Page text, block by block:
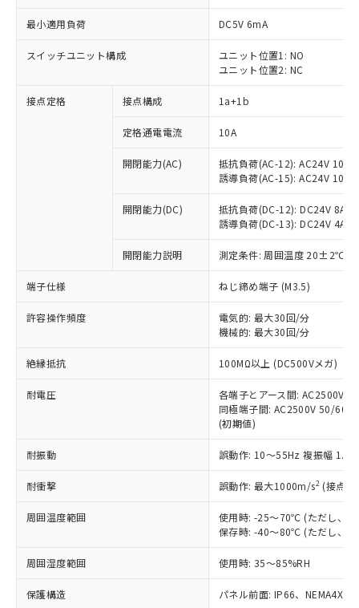
最小適用負荷 DC5V 6mA
スイッチユニット構成
ユニット位置1: NO
ユニット位置2: NC
接点定格 接点構成 1a+1b
定格通電電流 10A
開閉能力(AC)
抵抗負荷(AC-12): AC24V 10A/
誘導負荷(AC-15): AC24V
開閉能力(DC)
抵抗負荷(DC-12): DC24V 8A/
誘導負荷(DC-13): DC24V 4A/
開閉能力説明 測定条件: 周囲温度 20±2℃、
端子仕様 ねじ締め端子 (M3.5)
許容操作頻度
電気的: 最大30回/分
機械的: 最大30回/分
絶縁抵抗 100MΩ以上 (DC500Vメガ)
耐電圧
各端子とアース間: AC2500V
同極端子間: AC2500V 50/
(初期値)
耐振動 誤動作: 10～55Hz 複振幅
耐衝撃 誤動作: 最大1000m/s2 (接点
周囲温度範囲
使用時: -25～70℃ (ただし、氷
保存時: -40～80℃ (ただし、氷
周囲湿度範囲 使用時: 35～85%RH
保護構造 パネル前面: IP66、NEMA4X,
ご利用条件
以下の条件をお読みいただき、同意のうえ
本サービスは、当社制御機器事業取扱
商品の当社在庫状況および標準価格
(税抜)を提供させていただくもので
当社制御機器事業取扱商品の中には、
本サービスの対象外となる商品もある
ことをご了承ください。
在庫状況および標準価格照会結果は、
記載している更新日時点での社内デー
タに基づき作成されるものであり、閲
覧された時点での実際の在庫および標
準価格とは異なる場合があることをご
※1 対応状況
対応済み：EU RoHS指令（10物質）の
非含有に対応した製品が提供可能な商品で
す。
対応予定：EU RoHS指令（10物質）の非含
有に対応した製品に切り替える予定のある
非含有に非対応の商品で、対応品を出す予
調査・確認中：EU RoHS指令（10物質）の
非含有の対応状況を調査中または確認中の
非該当品：ライセンス料など無形物で、有
害物質有無と関係のない商品です。
仕入先様の事情により、非含有部品として
いたものが、含有品と判明した場合などや
むを得ず変更することがあります。
*EU RoHS指令（10物質）：
鉛(Pb) 1000ppm以下、 水銀(Hg) 1000ppm以下、 カド
六価クロム(Cr(Ⅵ)) 1000ppm以下、ポリ臭化ビフェニル
「○」：最大均質材料含有率が中国RoHSの
基準値以下であることを示します。
「×」：最大均質材料含有率が中国RoHSの
基準値を超えていることを示します。
「－」：未確認です。当社販売部門へお問
*中国RoHS10物質の基準値 (GB/T26572)：
Pb(鉛) :1000ppm、 Hg(水銀) : 1000ppm、 Cd(カドミウ
ム) : 100ppm、
当社は、これら貴社製品のうち、外国
為替および外国貿易法に定める商品
（以下｢規制貨物等」という）を輸出
または国外への提供する場合は、日本
国政府の輸出許可(または役務取引許
可)を取得するなどの必要な手続きを
記